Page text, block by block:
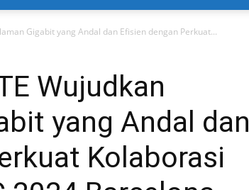
Gigabit yang Andal dan Efisien dengan Perkuat...
Wujudkan
yang Andal dan
Kolaborasi